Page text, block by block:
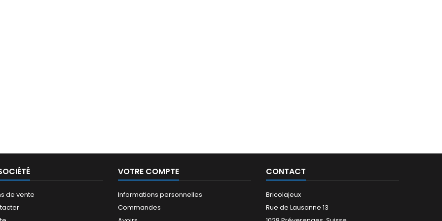
de vente
VOTRE COMPTE
Informations personnelles
Commandes
CONTACT
Bricolajeux
Rue de Lausanne 13